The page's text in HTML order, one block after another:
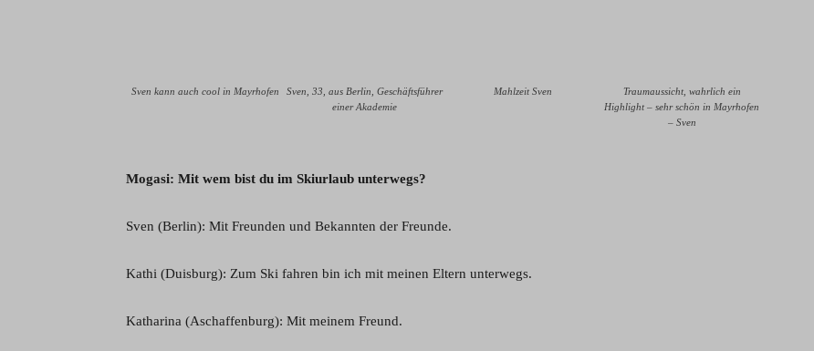
Sven kann auch cool in Mayrhofen
Sven, 33, aus Berlin, Geschäftsführer
einer Akademie
Mahlzeit Sven
Traumaussicht, wahrlich ein
Highlight – sehr schön in Mayrhofen
– Sven
Mogasi: Mit wem bist du im Skiurlaub unterwegs?
Sven (Berlin): Mit Freunden und Bekannten der Freunde.
Kathi (Duisburg): Zum Ski fahren bin ich mit meinen Eltern unterwegs.
Katharina (Aschaffenburg): Mit meinem Freund.